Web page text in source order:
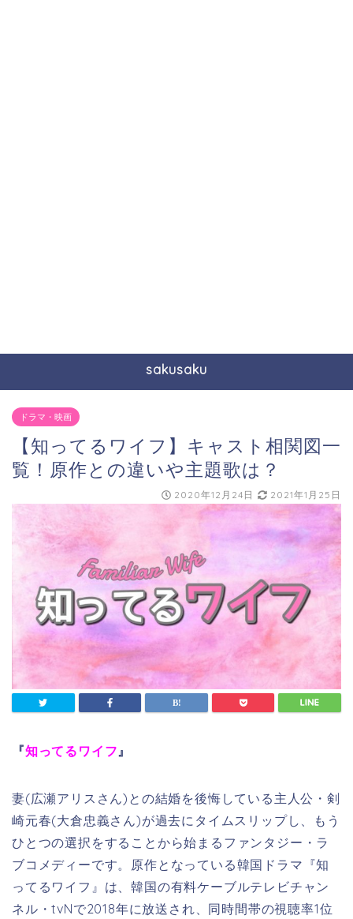
sakusaku
ドラマ・映画
【知ってるワイフ】キャスト相関図一
覧！原作との違いや主題歌は？
2020年12月24日 2021年1月25日
『知ってるワイフ』
妻(広瀬アリスさん)との結婚を後悔している主人公・剣
崎元春(大倉忠義さん)が過去にタイムスリップし、もう
ひとつの選択をすることから始まるファンタジー・ラ
ブコメディーです。原作となっている韓国ドラマ『知
ってるワイフ』は、韓国の有料ケーブルテレビチャン
ネル・tvNで2018年に放送され、同時間帯の視聴率1位